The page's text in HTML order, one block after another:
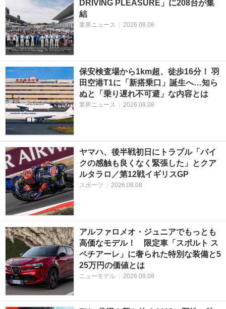
DRIVING PLEASURE」に208台が集
結
業界ニュース 2026.08.08
保安検査場から1km超、徒歩16分！ 羽
田空港T1に「新搭乗口」誕生へ…知ら
ぬと「乗り遅れ不可避」な内容とは
業界ニュース 2026.08.08
ヤマハ、後半戦初日にトラブル「バイ
クの感触も良くなく緊張した」とクア
ルタラロ／第12戦イギリスGP
スポーツ 2026.08.08
アルファロメオ・ジュニアでもっとも
高価なモデル！ 限定車「スポルト ス
ペチアーレ」に奢られた特別な装備と5
25万円の価値とは
ニューモデル 2026.08.08